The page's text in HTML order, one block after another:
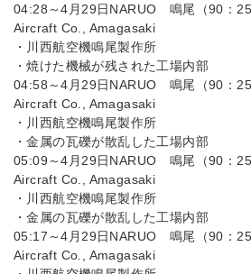
04:28～4月29日NARUO 鳴尾（90：
Aircraft Co., Amagasaki
・川西航空機鳴尾製作所
・焼けた機械が残された工場内部
04:58～4月29日NARUO 鳴尾（90：
Aircraft Co., Amagasaki
・川西航空機鳴尾製作所
・金属の瓦礫が散乱した工場内部
05:09～4月29日NARUO 鳴尾（90：
Aircraft Co., Amagasaki
・川西航空機鳴尾製作所
・金属の瓦礫が散乱した工場内部
05:17～4月29日NARUO 鳴尾（90：
Aircraft Co., Amagasaki